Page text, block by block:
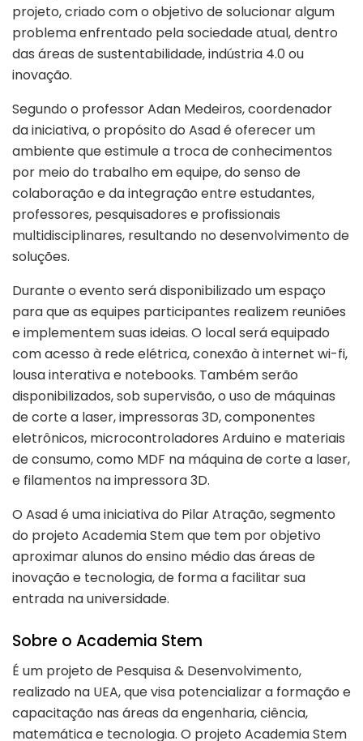
projeto, criado com o objetivo de solucionar algum
problema enfrentado pela sociedade atual, dentro
das áreas de sustentabilidade, indústria 4.0 ou
inovação.
Segundo o professor Adan Medeiros, coordenador
da iniciativa, o propósito do Asad é oferecer um
ambiente que estimule a troca de conhecimentos
por meio do trabalho em equipe, do senso de
colaboração e da integração entre estudantes,
professores, pesquisadores e profissionais
multidisciplinares, resultando no desenvolvimento de
soluções.
Durante o evento será disponibilizado um espaço
para que as equipes participantes realizem reuniões
e implementem suas ideias. O local será equipado
com acesso à rede elétrica, conexão à internet wi-fi,
lousa interativa e notebooks. Também serão
disponibilizados, sob supervisão, o uso de máquinas
de corte a laser, impressoras 3D, componentes
eletrônicos, microcontroladores Arduino e materiais
de consumo, como MDF na máquina de corte a laser,
e filamentos na impressora 3D.
O Asad é uma iniciativa do Pilar Atração, segmento
do projeto Academia Stem que tem por objetivo
aproximar alunos do ensino médio das áreas de
inovação e tecnologia, de forma a facilitar sua
entrada na universidade.
Sobre o Academia Stem
É um projeto de Pesquisa & Desenvolvimento,
realizado na UEA, que visa potencializar a formação e
capacitação nas áreas da engenharia, ciência,
matemática e tecnologia. O projeto Academia Stem